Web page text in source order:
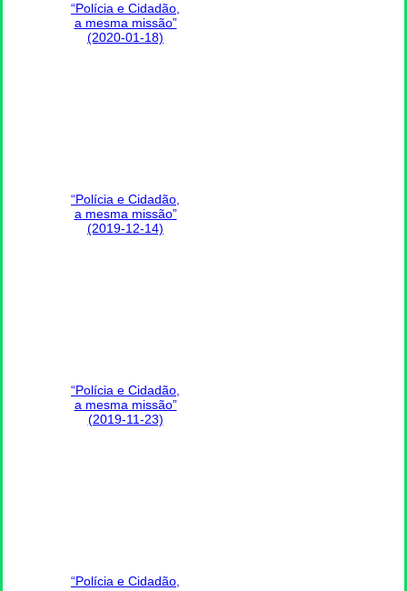
“Polícia e Cidadão,
a mesma missão”
(2020-01-18)
“Polícia e Cidadão,
a mesma missão”
(2019-12-14)
“Polícia e Cidadão,
a mesma missão”
(2019-11-23)
“Polícia e Cidadão,